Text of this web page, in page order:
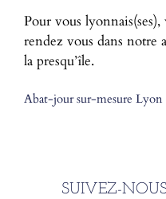
Pour vous
rendez vous dans notre
la presqu’île.
Abat-jour sur-mesure Lyon
SUIVEZ-